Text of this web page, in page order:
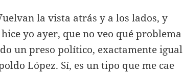
la vista atrás y a los lados, y
yo ayer, que no veo qué problema
un preso político, exactamente igual
López. Sí, es un tipo que me cae